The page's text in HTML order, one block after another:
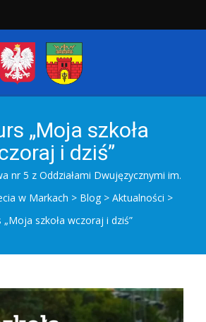
„Moja szkoła
i dziś”
nr 5 z Oddziałami Dwujęzycznymi im.
w Markach > Blog > Aktualności >
„Moja szkoła wczoraj i dziś”